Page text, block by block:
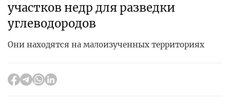
участков недр для разведки
углеводородов
Они находятся на малоизученных территориях